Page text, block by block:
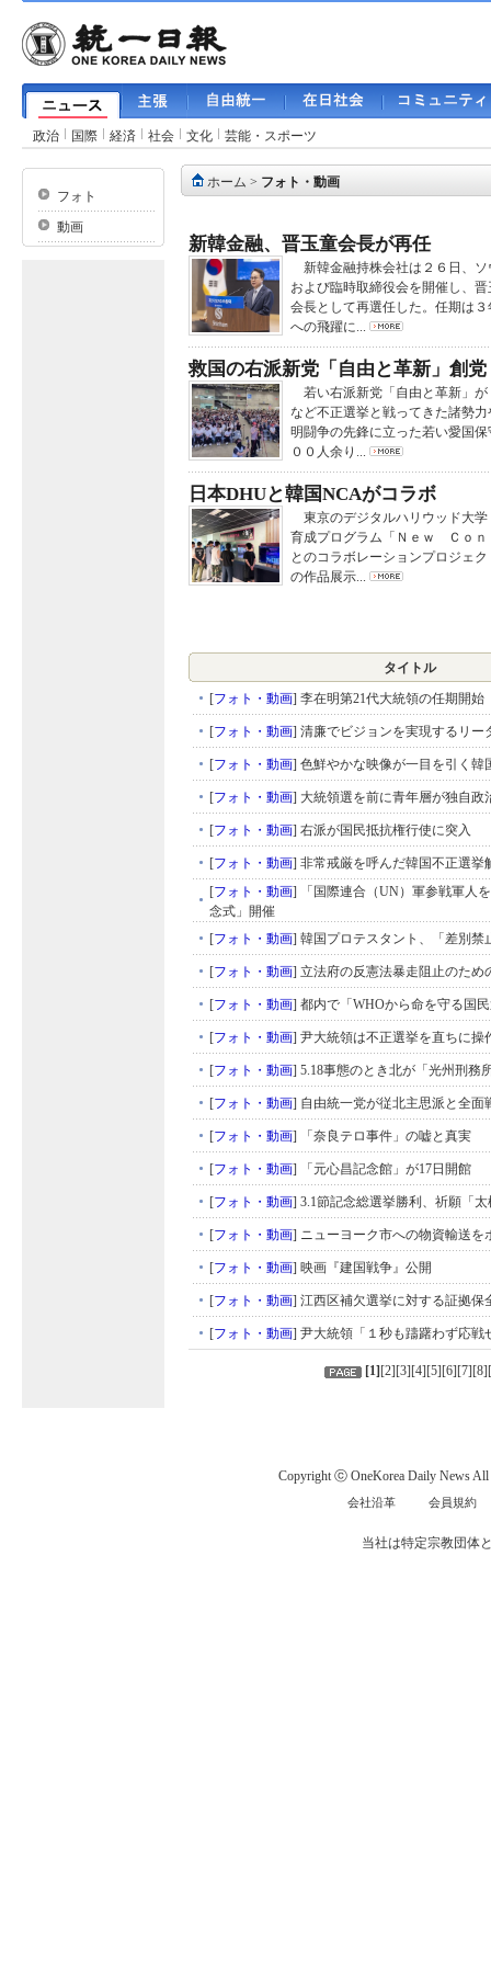
政治 国際 経済 社会 文化 芸能・スポーツ
フォト
動画
ホーム > フォト・動画
新韓金融、晋玉童会長が再任
新韓金融持株会社は２６日、
および臨時取締役会を開催し、
会長として再選任した。任期は
への飛躍に...
救国の右派新党「自由と革新」創党
若い右派新党「自由と革新」
など不正選挙と戦ってきた諸勢
明闘争の先鋒に立った若い愛国
００人余り...
日本DHUと韓国NCAがコラボ
東京のデジタルハリウッド大
育成プログラム「Ｎｅｗ Ｃｏ
とのコラボレーションプロジェ
の作品展示...
タイトル
[フォト・動画] 李在明第21代大統領の任期開始
[フォト・動画] 清廉でビジョンを実現するリー
[フォト・動画] 色鮮やかな映像が一目を引く韓
[フォト・動画] 大統領選を前に青年層が独自政
[フォト・動画] 右派が国民抵抗権行使に突入
[フォト・動画] 非常戒厳を呼んだ韓国不正選挙
[フォト・動画] 「国際連合（UN）軍参戦軍人
念式」開催
[フォト・動画] 韓国プロテスタント、「差別禁
[フォト・動画] 立法府の反憲法暴走阻止のため
[フォト・動画] 都内で「WHOから命を守る国
[フォト・動画] 尹大統領は不正選挙を直ちに操
[フォト・動画] 5.18事態のとき北が「光州刑務
[フォト・動画] 自由統一党が従北主思派と全面
[フォト・動画] 「奈良テロ事件」の嘘と真実
[フォト・動画] 「元心昌記念館」が17日開館
[フォト・動画] 3.1節記念総選挙勝利、祈願「
[フォト・動画] ニューヨーク市への物資輸送を
[フォト・動画] 映画『建国戦争』公開
[フォト・動画] 江西区補欠選挙に対する証拠保
[フォト・動画] 尹大統領「１秒も躊躇わず応戦
[1] [2][3][4][5][6][7][8][
Copyright ⓒ OneKorea Daily News All
会社沿革 会員規約
当社は特定宗教団体